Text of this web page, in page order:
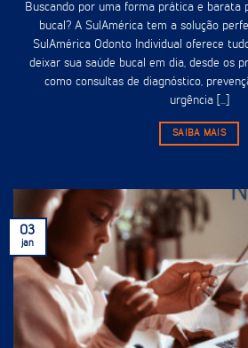
Buscando por uma forma prática e barata
bucal? A SulAmérica tem a solução
SulAmérica Odonto Individual oferece
deixar sua saúde bucal em dia, desde os
como consultas de diagnóstico,
urgência [...]
SAIBA MAIS
03
jan